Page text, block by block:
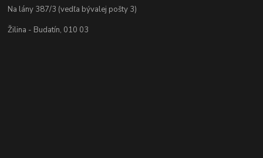
Na lány 387/3 (vedľa bývalej pošty 3)
Žilina - Budatín, 010 03